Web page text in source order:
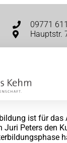
09771
Hauptstr.
ist für das
Juri Peters den